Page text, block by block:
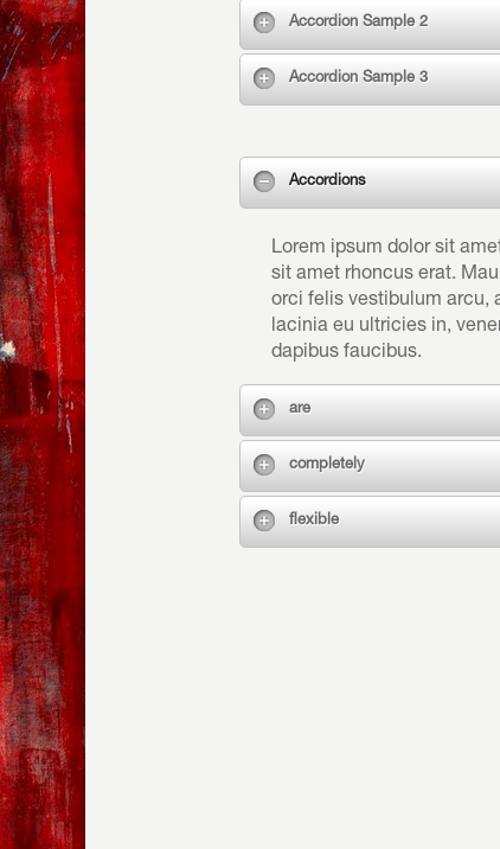
Accordion Sample 2
Accordion Sample 3
Accordions
Lorem ipsum dolor sit
sit amet rhoncus erat.
orci felis vestibulum arcu,
lacinia eu ultricies in,
dapibus faucibus.
are
completely
flexible